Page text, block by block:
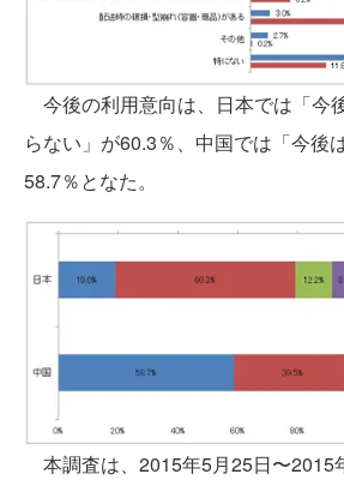
今後の利用意向は、日本では「今
らない」が60.3％、中国では「今後
58.7％となた。
本調査は、2015年5月25日〜2015